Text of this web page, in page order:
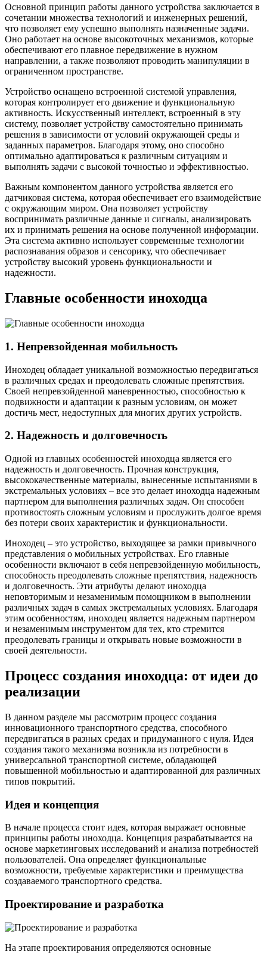
Основной принцип работы данного устройства заключается в
сочетании множества технологий и инженерных решений,
что позволяет ему успешно выполнять назначенные задачи.
Оно работает на основе высокоточных механизмов, которые
обеспечивают его плавное передвижение в нужном
направлении, а также позволяют проводить манипуляции в
ограниченном пространстве.
Устройство оснащено встроенной системой управления,
которая контролирует его движение и функциональную
активность. Искусственный интеллект, встроенный в эту
систему, позволяет устройству самостоятельно принимать
решения в зависимости от условий окружающей среды и
заданных параметров. Благодаря этому, оно способно
оптимально адаптироваться к различным ситуациям и
выполнять задачи с высокой точностью и эффективностью.
Важным компонентом данного устройства является его
датчиковая система, которая обеспечивает его взаимодействие
с окружающим миром. Она позволяет устройству
воспринимать различные данные и сигналы, анализировать
их и принимать решения на основе полученной информации.
Эта система активно использует современные технологии
распознавания образов и сенсорику, что обеспечивает
устройству высокий уровень функциональности и
надежности.
Главные особенности иноходца
1. Непревзойденная мобильность
Иноходец обладает уникальной возможностью передвигаться
в различных средах и преодолевать сложные препятствия.
Своей непревзойденной маневренностью, способностью к
подвижности и адаптации к разным условиям, он может
достичь мест, недоступных для многих других устройств.
2. Надежность и долговечность
Одной из главных особенностей иноходца является его
надежность и долговечность. Прочная конструкция,
высококачественные материалы, вынесенные испытаниями в
экстремальных условиях – все это делает иноходца надежным
партнером для выполнения различных задач. Он способен
противостоять сложным условиям и прослужить долгое время
без потери своих характеристик и функциональности.
Иноходец – это устройство, выходящее за рамки привычного
представления о мобильных устройствах. Его главные
особенности включают в себя непревзойденную мобильность,
способность преодолевать сложные препятствия, надежность
и долговечность. Эти атрибуты делают иноходца
неповторимым и незаменимым помощником в выполнении
различных задач в самых экстремальных условиях. Благодаря
этим особенностям, иноходец является надежным партнером
и незаменимым инструментом для тех, кто стремится
преодолевать границы и открывать новые возможности в
своей деятельности.
Процесс создания иноходца: от идеи до
реализации
В данном разделе мы рассмотрим процесс создания
инновационного транспортного средства, способного
передвигаться в разных средах и придуманного с нуля. Идея
создания такого механизма возникла из потребности в
универсальной транспортной системе, обладающей
повышенной мобильностью и адаптированной для различных
типов покрытий.
Идея и концепция
В начале процесса стоит идея, которая выражает основные
принципы работы иноходца. Концепция разрабатывается на
основе маркетинговых исследований и анализа потребностей
пользователей. Она определяет функциональные
возможности, требуемые характеристики и преимущества
создаваемого транспортного средства.
Проектирование и разработка
На этапе проектирования определяются основные